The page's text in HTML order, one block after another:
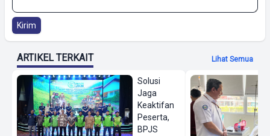
Kirim
ARTIKEL TERKAIT Lihat Semua
Solusi
Jaga
Keaktifan
Peserta,
BPJS